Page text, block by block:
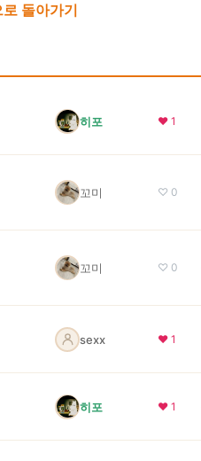
돌아가기
히포 ❤ 1
꼬미 ♡ 0
꼬미 ♡ 0
sexx ❤ 1
히포 ❤ 1